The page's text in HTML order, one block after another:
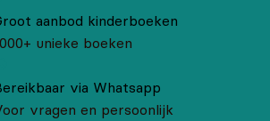
aanbod kinderboeken
unieke boeken
via Whatsapp
vragen en persoonlijk